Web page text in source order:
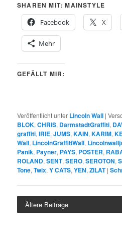
SHAREN MIT: MAINSTYLE
Facebook
X
Mehr
GEFÄLLT MIR:
Veröffentlicht unter Lincoln Wall |
BLOK,CHRIS, DarmstadtGraffiti,
graffiti,IRIE,JUMS,KAIN,KARIM,
Wall, LincolnGraffitiWall,
Panik, Payner, PAYS, POSTER,
ROLAND,SENT,SERO,SEROTON,
Tone,Twix,Y CATS,YEN,ZILAT |
Ältere Beiträge